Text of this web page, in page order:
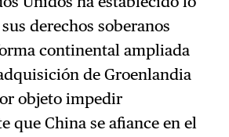
derechos soberanos
continental ampliada
de Groenlandia
objeto impedir
que China se afiance en el